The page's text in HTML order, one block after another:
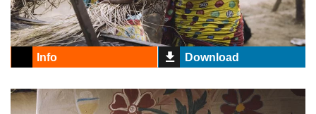
Info Download